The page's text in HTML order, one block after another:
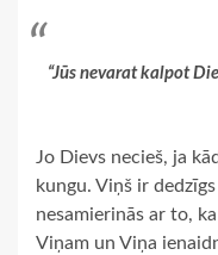
“Jūs nevarat kalpot
Jo Dievs necieš, ja
kungu. Viņš ir
nesamierinās ar to,
Viņam un Viņa